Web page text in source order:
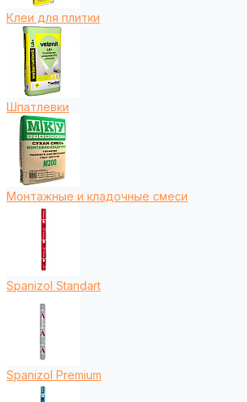
Клеи для плитки
Шпатлевки
Монтажные и кладочные смеси
Spanizol Standart
Spanizol Premium